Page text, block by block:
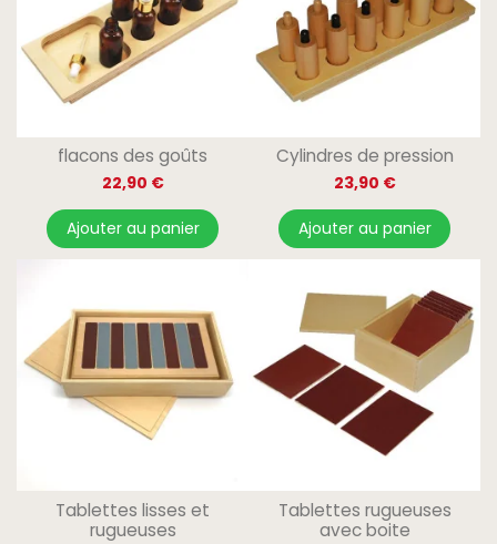
flacons des goûts
22,90 €
Ajouter au panier
Cylindres de pression
23,90 €
Ajouter au panier
Tablettes lisses et
rugueuses
Tablettes rugueuses
avec boite